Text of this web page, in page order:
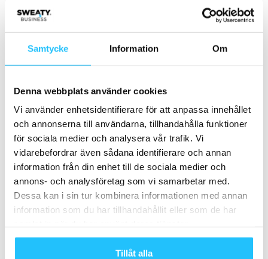
Samtycke Information Om
Denna webbplats använder cookies
Vi använder enhetsidentifierare för att anpassa innehållet
och annonserna till användarna, tillhandahålla funktioner
för sociala medier och analysera vår trafik. Vi
vidarebefordrar även sådana identifierare och annan
information från din enhet till de sociala medier och
annons- och analysföretag som vi samarbetar med.
Dessa kan i sin tur kombinera informationen med annan
information som du har tillhandahållit eller som de har
Tillåt alla
Business
Norge utreder 25 procents moms på
gym – träningsbranschen varnar för
konsekvenser
Business
södra Sverige
Business
FitnessPlayer söker Account Manager
Samarbete
- Annons -